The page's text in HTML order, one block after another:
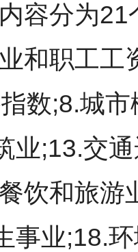
容分为
和职工
数;8.城
业;13.交
饮和旅游
事业;18.